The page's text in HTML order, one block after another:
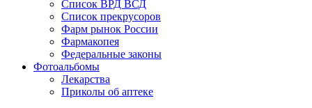
Список ВРД ВСД
Список прекрусоров
Фарм рынок России
Фармакопея
Федеральные законы
Фотоальбомы
Лекарства
Приколы об аптеке